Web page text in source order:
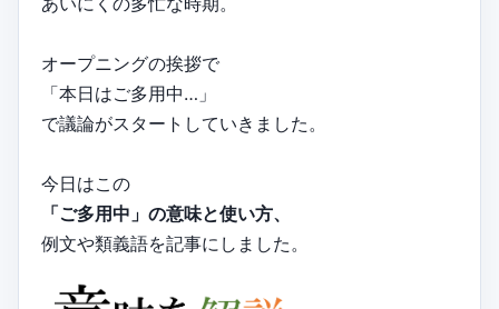
オープニングの挨拶で
「本日はご多用中…」
で議論がスタートしていきました。
今日はこの
「ご多用中」の意味と使い方、
例文や類義語を記事にしました。